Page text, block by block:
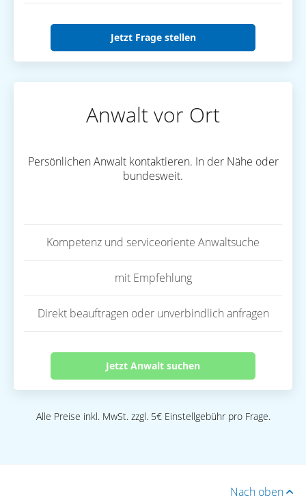
Jetzt Frage stellen
Anwalt vor Ort
Persönlichen Anwalt kontaktieren. In der Nähe oder
bundesweit.
Kompetenz und serviceoriente Anwaltsuche
mit Empfehlung
Direkt beauftragen oder unverbindlich anfragen
Jetzt Anwalt suchen
Alle Preise inkl. MwSt. zzgl. 5€ Einstellgebühr pro Frage.
Nach oben